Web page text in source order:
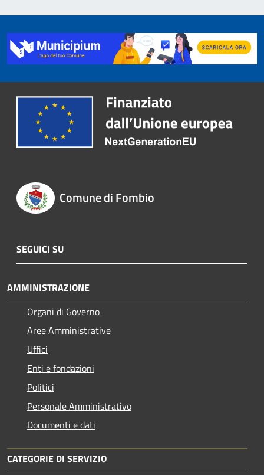
Comune di Fombio
SEGUICI SU
AMMINISTRAZIONE
Organi di Governo
Aree Amministrative
Uffici
Enti e fondazioni
Politici
Personale Amministrativo
Documenti e dati
CATEGORIE DI SERVIZIO